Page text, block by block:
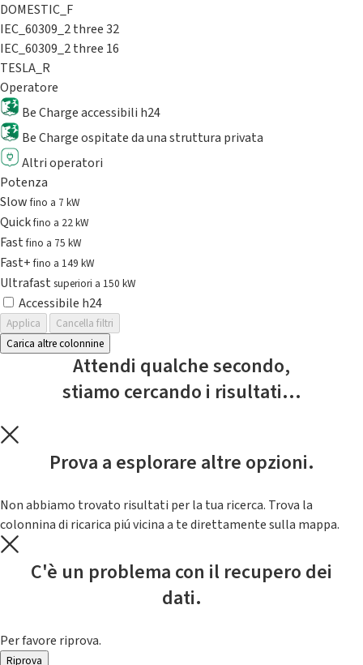
DOMESTIC_F
IEC_60309_2 three 32
IEC_60309_2 three 16
TESLA_R
Operatore
Be Charge accessibili h24
Be Charge ospitate da una struttura privata
Altri operatori
Potenza
Slowfino a 7 kW
Quickfino a 22 kW
Fastfino a 75 kW
Fast+fino a 149 kW
Ultrafast superiori a 150 kW
Accessibile h24
Applica
Cancella filtri
Carica altre colonnine
Attendi qualche secondo,
stiamo cercando i risultati...
Prova a esplorare altre opzioni.
Non abbiamo trovato risultati per la tua ricerca. Trova la
colonnina di ricarica piú vicina a te direttamente sulla mappa.
C'è un problema con il recupero dei
dati.
Per favore riprova.
Riprova